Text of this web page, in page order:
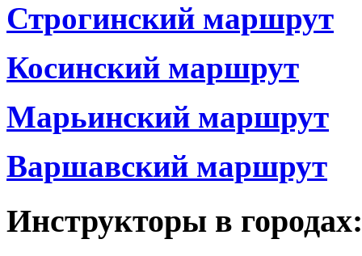
Строгинский маршрут
Косинский маршрут
Марьинский маршрут
Варшавский маршрут
Инструкторы в городах: